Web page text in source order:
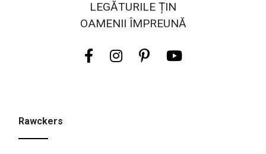
LEGĂTURILE ȚIN
OAMENII ÎMPREUNĂ
Rawckers